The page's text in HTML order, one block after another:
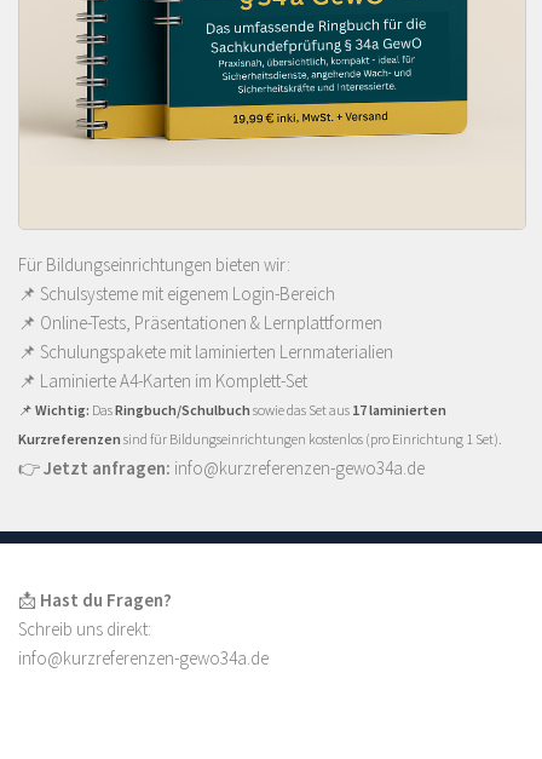
Für Bildungseinrichtungen bieten wir:
📌 Schulsysteme mit eigenem Login-Bereich
📌 Online-Tests, Präsentationen & Lernplattformen
📌 Schulungspakete mit laminierten Lernmaterialien
📌 Laminierte A4-Karten im Komplett-Set
📌 Wichtig: DasRingbuch/Schulbuch sowie das Set aus 17 laminierten
Kurzreferenzen sind für Bildungseinrichtungen kostenlos (pro Einrichtung 1 Set).
👉Jetzt anfragen: info@kurzreferenzen-gewo34a.de
📩 Hast du Fragen?
Schreib uns direkt:
info@kurzreferenzen-gewo34a.de